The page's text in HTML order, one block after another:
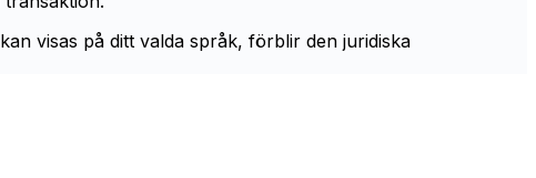
visas på ditt valda språk, förblir den juridiska